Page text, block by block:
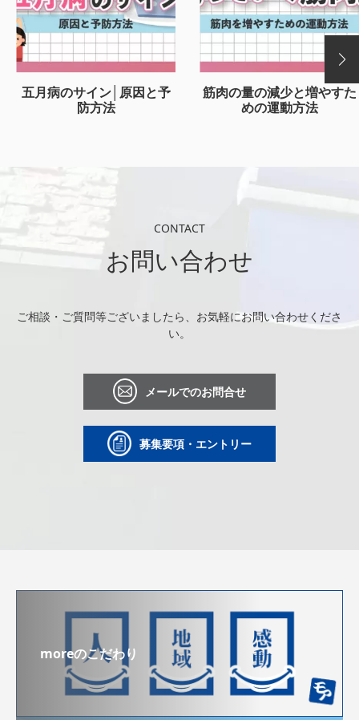
五月病のサイン│原因と予
防方法
筋肉の量の減少と増やすた
めの運動方法
CONTACT
お問い合わせ
ご相談・ご質問等ございましたら、お気軽にお問い合わせくださ
い。
メールでのお問合せ
募集要項・エントリー
moreのこだわり